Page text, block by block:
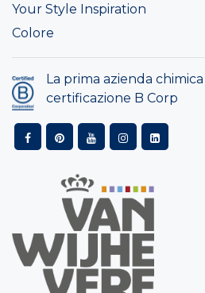
Your Style Inspiration
Colore
La prima azienda
certificazione B Corp